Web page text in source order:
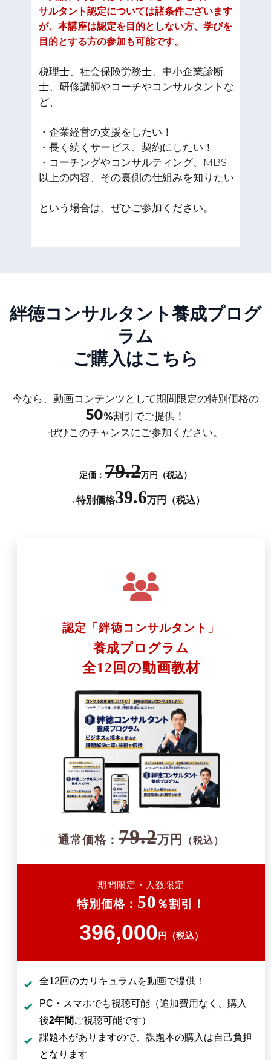
サルタント認定については諸条件ございます
が、本講座は認定を目的としない方、学びを
目的とする方の参加も可能です。
税理士、社会保険労務士、中小企業診断
士、研修講師やコーチやコンサルタントな
ど、
・企業経営の支援をしたい！
・長く続くサービス、契約にしたい！
・コーチングやコンサルティング、MBS
以上の内容、その裏側の仕組みを知りたい
という場合は、ぜひご参加ください。
絆徳コンサルタント養成プログ
ラム
ご購入はこちら
今なら、動画コンテンツとして期間限定の特別価格の
50%割引でご提供！
ぜひこのチャンスにご参加ください。
定価： 79.2万円（税込）
→特別価格39.6万円（税込）
認定「絆徳コンサルタント」
養成プログラム
全12回の動画教材
通常価格： 79.2万円 （税込）
期間限定・人数限定
特別価格： 50 ％割引！
396,000 円（税込）
全12回のカリキュラムを動画で提供！
PC・スマホでも視聴可能（追加費用なく、購入
後2年間 ご視聴可能です）
課題本がありますので、課題本の購入は自己負担
となります